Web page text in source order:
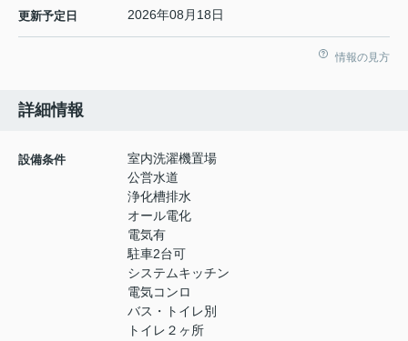
更新予定日 2026年08月18日
情報の見方
詳細情報
設備条件
室内洗濯機置場
公営水道
浄化槽排水
オール電化
電気有
駐車2台可
システムキッチン
電気コンロ
バス・トイレ別
トイレ２ヶ所